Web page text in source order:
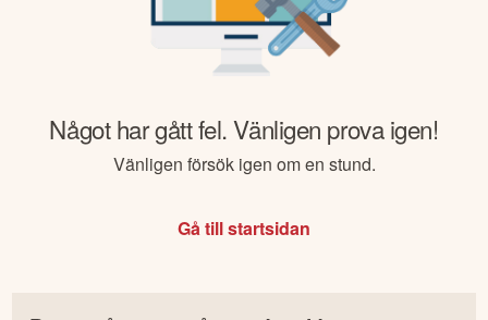
Något har gått fel. Vänligen prova igen!
Vänligen försök igen om en stund.
Gå till startsidan